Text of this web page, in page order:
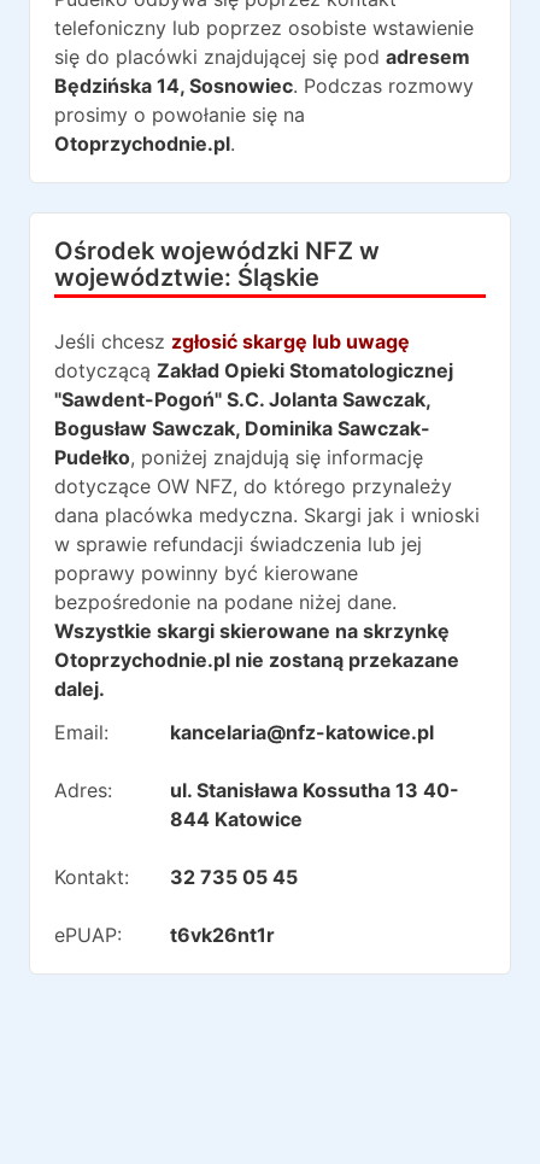
telefoniczny lub poprzez osobiste wstawienie
się do placówki znajdującej się pod adresem
Będzińska 14, Sosnowiec. Podczas rozmowy
prosimy o powołanie się na
Otoprzychodnie.pl.
Ośrodek wojewódzki NFZ w
województwie: Śląskie
Jeśli chcesz zgłosić skargę lub uwagę
dotyczącą Zakład Opieki Stomatologicznej
"Sawdent-Pogoń" S.C. Jolanta Sawczak,
Bogusław Sawczak, Dominika Sawczak-
Pudełko, poniżej znajdują się informację
dotyczące OW NFZ, do którego przynależy
dana placówka medyczna. Skargi jak i wnioski
w sprawie refundacji świadczenia lub jej
poprawy powinny być kierowane
bezpośredonie na podane niżej dane.
Wszystkie skargi skierowane na skrzynkę
Otoprzychodnie.pl nie zostaną przekazane
dalej.
Email:
kancelaria@nfz-katowice.pl
Adres:
ul. Stanisława Kossutha 13 40-
844 Katowice
Kontakt: 32 735 05 45
ePUAP: t6vk26nt1r